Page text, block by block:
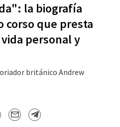
la biografía
corso que presta
personal y
británico Andrew